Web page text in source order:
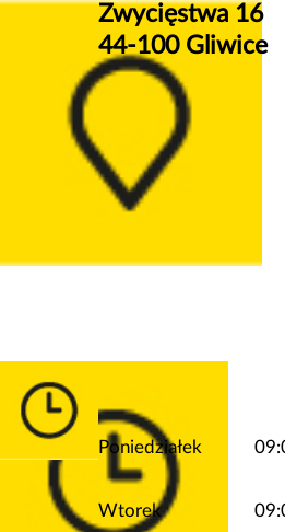
Zwycięstwa 16
44-100 Gliwice
Poniedziałek
Wtorek